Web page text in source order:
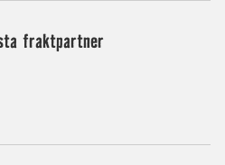
fraktpartner